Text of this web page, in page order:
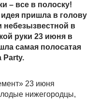
– все в полоску!
пришла в голову
небезызвестной в
руки 23 июня в
самая полосатая
Party.
23 июня
нижегородцы,